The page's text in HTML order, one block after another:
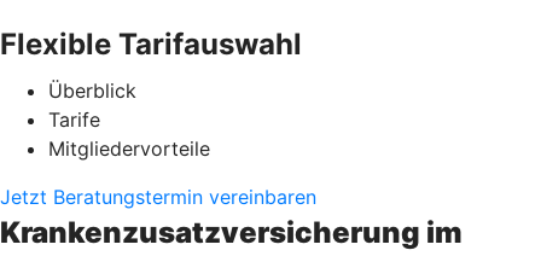
Flexible Tarifauswahl
Überblick
Tarife
Mitgliedervorteile
Jetzt Beratungstermin vereinbaren
Krankenzusatzversicherung im